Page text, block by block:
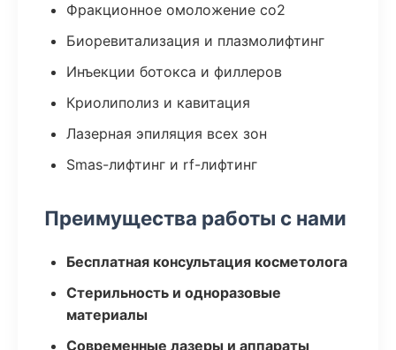
Фракционное омоложение co2
Биоревитализация и плазмолифтинг
Инъекции ботокса и филлеров
Криолиполиз и кавитация
Лазерная эпиляция всех зон
Smas-лифтинг и rf-лифтинг
Преимущества работы с нами
Бесплатная консультация косметолога
Стерильность и одноразовые
материалы
Современные лазеры и аппараты